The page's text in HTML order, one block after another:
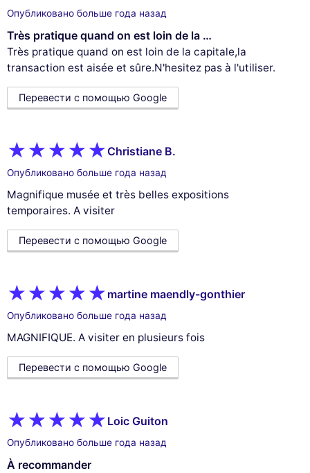
Опубликовано больше года назад
Très pratique quand on est loin de la …
Très pratique quand on est loin de la capitale,la
transaction est aisée et sûre.N'hesitez pas à l'utiliser.
Перевести с помощью Google
Christiane B.
Опубликовано больше года назад
Magnifique musée et très belles expositions
temporaires. A visiter
Перевести с помощью Google
martine maendly-gonthier
Опубликовано больше года назад
MAGNIFIQUE. A visiter en plusieurs fois
Перевести с помощью Google
Loic Guiton
Опубликовано больше года назад
À recommander